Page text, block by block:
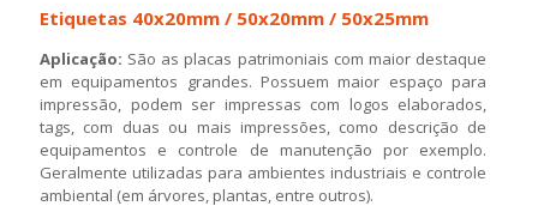
Etiquetas 40x20mm / 50x20mm / 50x25mm
Aplicação: São as placas patrimoniais com maior destaque
em equipamentos grandes. Possuem maior espaço para
impressão, podem ser impressas com logos elaborados,
tags, com duas ou mais impressões, como descrição de
equipamentos e controle de manutenção por exemplo.
Geralmente utilizadas para ambientes industriais e controle
ambiental (em árvores, plantas, entre outros).